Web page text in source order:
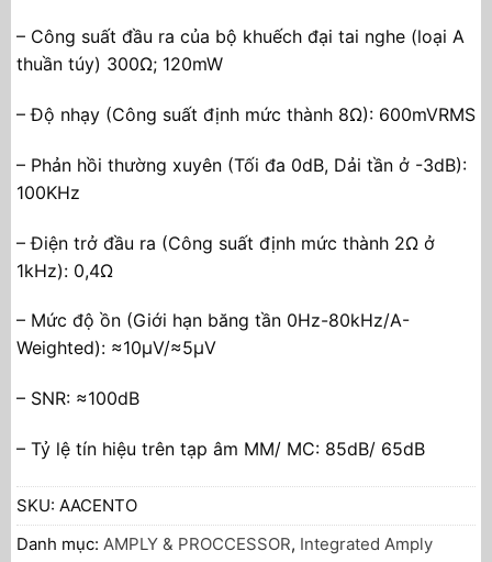
– Công suất đầu ra của bộ khuếch đại tai nghe (loại A
thuần túy) 300Ω; 120mW
– Độ nhạy (Công suất định mức thành 8Ω): 600mVRMS
– Phản hồi thường xuyên (Tối đa 0dB, Dải tần ở -3dB):
100KHz
– Điện trở đầu ra (Công suất định mức thành 2Ω ở
1kHz): 0,4Ω
– Mức độ ồn (Giới hạn băng tần 0Hz-80kHz/A-
Weighted): ≈10µV/≈5µV
– SNR: ≈100dB
– Tỷ lệ tín hiệu trên tạp âm MM/ MC: 85dB/ 65dB
SKU: AACENTO
Danh mục: AMPLY & PROCCESSOR, Integrated Amply